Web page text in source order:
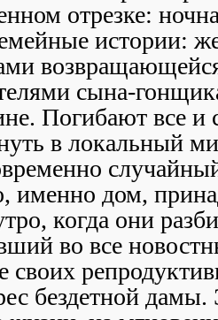
отрезке:
истории:
сынa-
Погибают все и
в локальный
именно дом,
когда они
во все
своих
бездетной